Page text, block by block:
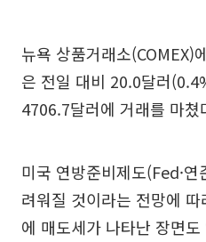
뉴욕 상품거래소(COMEX)
은 전일 대비 20.0달러
4706.7달러에 거래를 마쳤
미국 연방준비제도(Fed·
려워질 것이라는 전망에
에 매도세가 나타난 장면